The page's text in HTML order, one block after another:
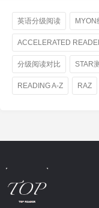
英语分级阅读 MYON
ACCELERATED
分级阅读对比 STAR
READING A-Z RAZ